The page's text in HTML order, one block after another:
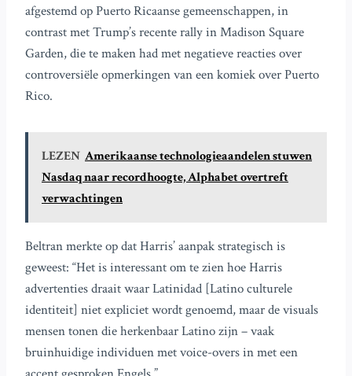
afgestemd op Puerto Ricaanse gemeenschappen, in
contrast met Trump’s recente rally in Madison Square
Garden, die te maken had met negatieve reacties over
controversiële opmerkingen van een komiek over Puerto
Rico.
LEZEN Amerikaanse technologieaandelen stuwen
Nasdaq naar recordhoogte, Alphabet overtreft
verwachtingen
Beltran merkte op dat Harris’ aanpak strategisch is
geweest: “Het is interessant om te zien hoe Harris
advertenties draait waar Latinidad [Latino culturele
identiteit] niet expliciet wordt genoemd, maar de visuals
mensen tonen die herkenbaar Latino zijn – vaak
bruinhuidige individuen met voice-overs in met een